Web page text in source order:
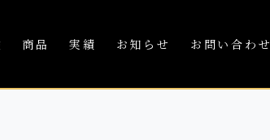
商品 実績 お知らせ お問い合わせ